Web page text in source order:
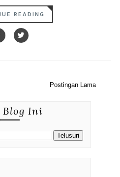
READING
Postingan Lama
Blog Ini